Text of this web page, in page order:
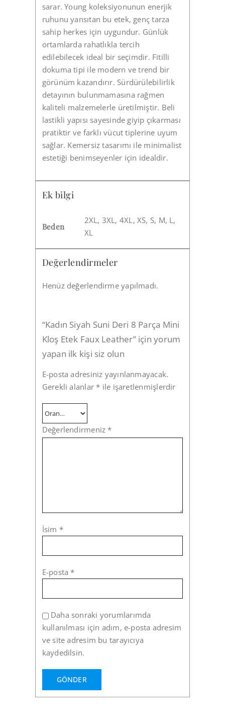
sarar. Young koleksiyonunun enerjik
ruhunu yansıtan bu etek, genç tarza
sahip herkes için uygundur. Günlük
ortamlarda rahatlıkla tercih
edilebilecek ideal bir seçimdir. Fitilli
dokuma tipi ile modern ve trend bir
görünüm kazandırır. Sürdürülebilirlik
detayının bulunmamasına rağmen
kaliteli malzemelerle üretilmiştir. Beli
lastikli yapısı sayesinde giyip çıkarması
pratiktir ve farklı vücut tiplerine uyum
sağlar. Kemersiz tasarımı ile minimalist
estetiği benimseyenler için idealdir.
Ek bilgi
Beden
2XL, 3XL, 4XL, XS, S, M, L,
XL
Değerlendirmeler
Henüz değerlendirme yapılmadı.
“Kadın Siyah Suni Deri 8 Parça Mini
Kloş Etek Faux Leather” için yorum
yapan ilk kişi siz olun
E-posta adresiniz yayınlanmayacak.
Gerekli alanlar * ile işaretlenmişlerdir
Değerlendirmeniz *
İsim *
E-posta *
Daha sonraki yorumlarımda
kullanılması için adım, e-posta adresim
ve site adresim bu tarayıcıya
kaydedilsin.